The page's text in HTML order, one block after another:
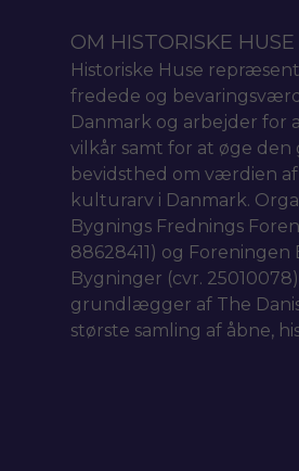
OM HISTORISKE HUSE
Historiske Huse
fredede og
Danmark og arbejder for
vilkår samt for at øge den
bevidsthed om værdien
kulturarv i Danmark.
Bygnings Frednings
88628411) og
Bygninger (cvr.
grundlægger af The
største samling af åbne,